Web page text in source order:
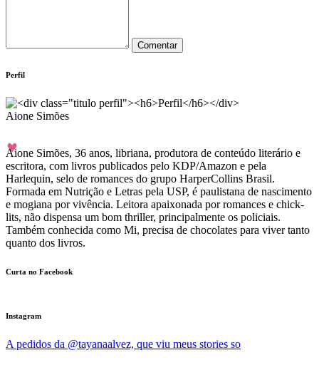
Perfil
Aione Simões
Aione Simões, 36 anos, libriana, produtora de conteúdo literário e
escritora, com livros publicados pelo KDP/Amazon e pela
Harlequin, selo de romances do grupo HarperCollins Brasil.
Formada em Nutrição e Letras pela USP, é paulistana de nascimento
e mogiana por vivência. Leitora apaixonada por romances e chick-
lits, não dispensa um bom thriller, principalmente os policiais.
Também conhecida como Mi, precisa de chocolates para viver tanto
quanto dos livros.
Curta no Facebook
Instagram
A pedidos da @tayanaalvez, que viu meus stories so